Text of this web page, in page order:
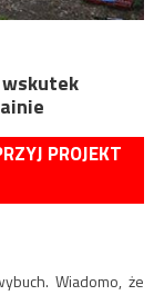
PROJEKT
Wiadomo, że